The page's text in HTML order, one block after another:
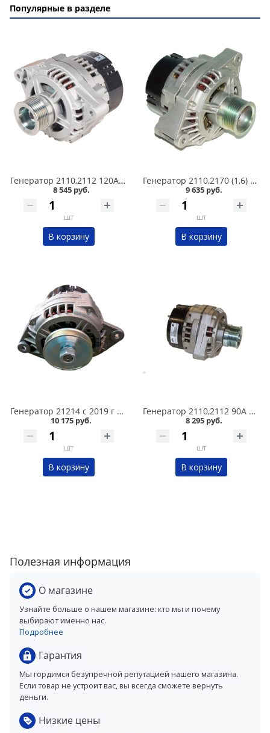
Популярные в разделе
Генератор 2110,2112 120А СтартВольт в Омске
8 545 руб.
шт
В корзину
Генератор 2110,2170 (1,6) 80А 9402.3701-03 в Омске
9 635 руб.
шт
В корзину
Генератор 21214 с 2019 г 110А 9412.3701-25 в Омске
10 175 руб.
шт
В корзину
Генератор 2110,2112 90А 9402.3701 Катэк в Омске
8 295 руб.
шт
В корзину
Полезная информация
О магазине
Узнайте больше о нашем магазине: кто мы и почему
выбирают именно нас.
Подробнее
Гарантия
Мы гордимся безупречной репутацией нашего магазина.
Если товар не устроит вас, вы всегда сможете вернуть
деньги.
Низкие цены